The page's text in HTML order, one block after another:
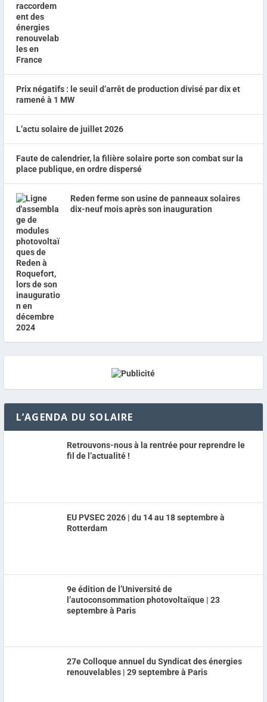
Prix négatifs : le seuil d’arrêt de production divisé par dix et
ramené à 1 MW
L’actu solaire de juillet 2026
Faute de calendrier, la filière solaire porte son combat sur la
place publique, en ordre dispersé
Reden ferme son usine de panneaux solaires
dix-neuf mois après son inauguration
L’AGENDA DU SOLAIRE
Retrouvons-nous à la rentrée pour reprendre le
fil de l’actualité !
EU PVSEC 2026 | du 14 au 18 septembre à
Rotterdam
9e édition de l’Université de
l’autoconsommation photovoltaïque | 23
septembre à Paris
27e Colloque annuel du Syndicat des énergies
renouvelables | 29 septembre à Paris